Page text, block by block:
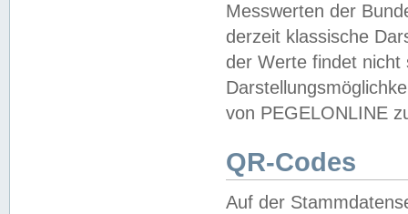
Messwerten der
derzeit klassische
der Werte findet
von PEGELONLINE
QR-Codes
Auf der